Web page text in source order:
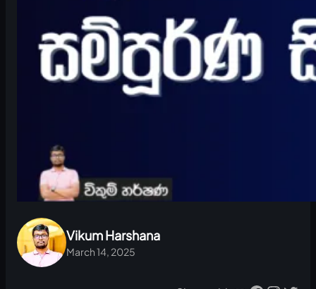
Vikum Harshana
March 14, 2025